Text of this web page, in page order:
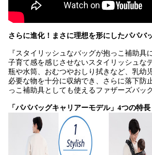
さらに進化！まさに理想を形にしたパパバ
『スタイリッシュなバッグが抱っこ補助具
子育て感を感じさせないスタイリッシュな
瓶や水筒、おむつやおしり拭きなど、乳幼
必要な物を十分に収納でき、さらに落下防
っこ補助具としても使えるファザーズバッ
「パパバッグキャリアーモデル」4つの特長